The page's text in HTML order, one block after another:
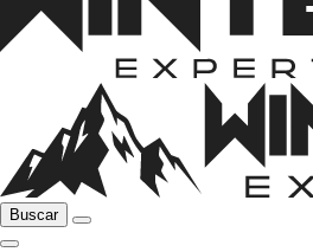
Buscar